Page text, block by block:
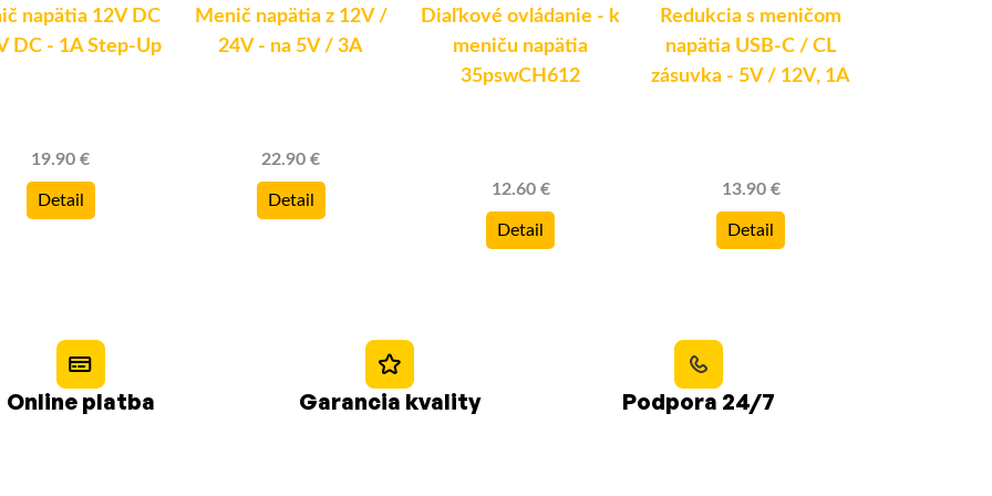
napätia 12V DC
DC - 1A Step-Up
19.90 €
Detail
Menič napätia z 12V /
24V - na 5V / 3A
22.90 €
Detail
Diaľkové ovládanie - k
meniču napätia
35pswCH612
12.60 €
Detail
Redukcia s meničom
napätia USB-C / CL
zásuvka - 5V / 12V, 1A
13.90 €
Detail
Online platba Garancia kvality Podpora 24/7